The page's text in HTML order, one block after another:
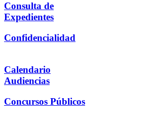
Consulta de
Expedientes
Confidencialidad
Calendario
Audiencias
Concursos Públicos